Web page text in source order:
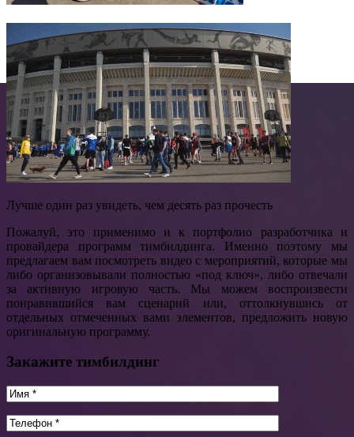
Лучше один раз увидеть, чем десять раз прочесть
Пожалуй, это применимо и к портфолио разработчика и
провайдера программ тимбилдинга. Именно поэтому мы
предлагаем вам посмотреть видео с мероприятий, которые мы
либо организовывали полностью «под ключ», либо отвечали
за активную игровую часть. Мы можем воспроизвести
понравившийся вам сценарий или, оттолкнувшись от
отдельных отмеченных вами элементов, предложить новую
оригинальную программу.
Закажите тимбилдинг